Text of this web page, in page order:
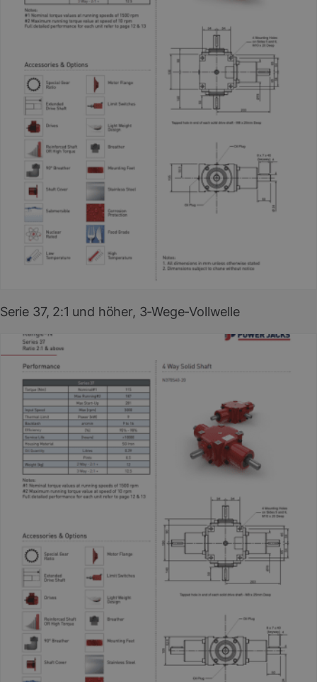
PDF herunterladen
Serie 37, 2:1 und höher, 3-Wege-Vollwelle